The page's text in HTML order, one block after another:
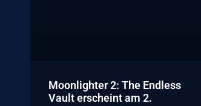
Moonlighter 2: The Endless
Vault erscheint am 2.